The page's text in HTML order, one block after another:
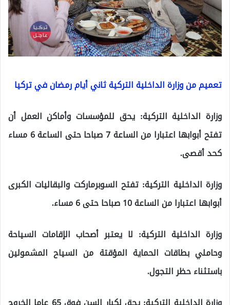
تعميم من وزارة الداخلية التركية ثاني أيام رمضان في تركيا
وزارة الداخلية التركية: يحق للمؤسسات وأماكن العمل أن
تفتح أبوابها اعتبارا من الساعة 7 صباحا حتى الساعة 6 مساء
كحد أقصى.
وزارة الداخلية التركية: تفتح السوبرماركت والبقاليات الكبرى
أبوابها اعتبارا من الساعة 10 صباحا حتى 6 مساء.
وزارة الداخلية التركية: لا يعتبر أصحاب الإقامات السياحة
وحاملي بطاقات الحماية المؤقتة من السياح المشمولين
باستثناء حظر التجول.